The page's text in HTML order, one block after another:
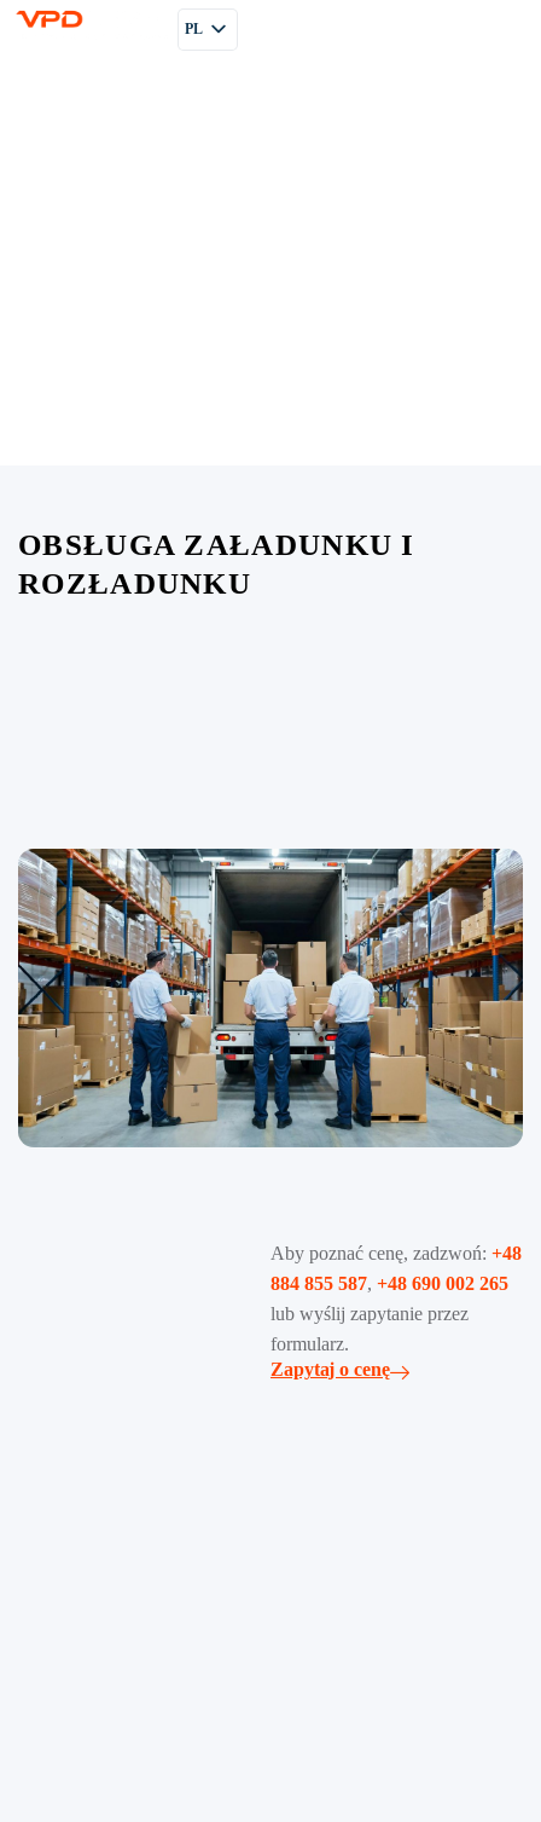
PL
OBSŁUGA ZAŁADUNKU I
ROZŁADUNKU
Aby poznać cenę, zadzwoń: +48
884 855 587, +48 690 002 265
lub wyślij zapytanie przez
formularz.
Zapytaj o cenę